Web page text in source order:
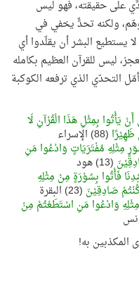
على حقيقته، فهو ليس
ولكنه تحدٍّ يخفي في
يستطيع البشر أن يقلّدوا أي
ليس للقرآن العظيم بكامله
التحدّي الذي ترفعه الكوكبة
يَأْتُوا بِمِثْلِ هَذَا الْقُرْآنِ لَا
(88) الإسراء
مِثْلِهِ مُفْتَرَيَاتٍ وَادْعُوا مَنِ
(13) هود
فَأْتُوا بِسُوْرَةٍ مِنْ مِثْلِهِ
صَادِقِيْنَ (23) البقرة
وَادْعُوا مَنِ اسْتَطَعْتُمْ مِنْ
المكذبين به!